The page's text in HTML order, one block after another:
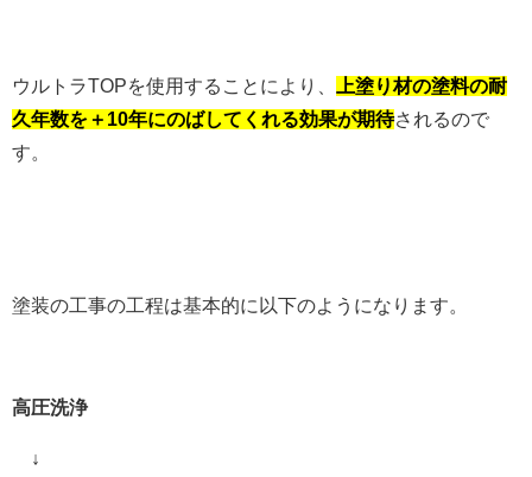
ウルトラTOPを使用することにより、 上塗り材の塗料の耐
久年数を＋10年にのばしてくれる効果が期待されるので
す。
塗装の工事の工程は基本的に以下のようになります。
高圧洗浄
↓